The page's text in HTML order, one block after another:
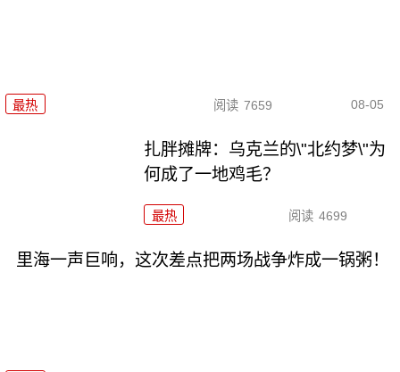
最热 阅读 7659 08-05
扎胖摊牌：乌克兰的\"北约梦\"为
何成了一地鸡毛？
最热 阅读 4699
里海一声巨响，这次差点把两场战争炸成一锅粥！